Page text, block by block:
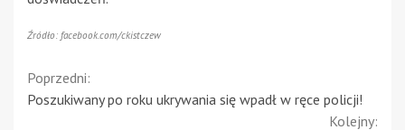
Źródło: facebook.com/ckistczew
Continue
Reading
Poprzedni:
Poszukiwany po roku ukrywania się wpadł w ręce policji!
Kolejny: